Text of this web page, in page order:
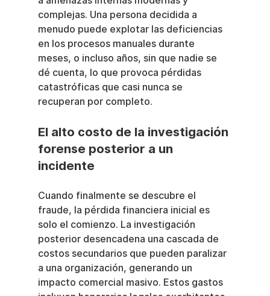
complejas. Una persona decidida a
menudo puede explotar las deficiencias
en los procesos manuales durante
meses, o incluso años, sin que nadie se
dé cuenta, lo que provoca pérdidas
catastróficas que casi nunca se
recuperan por completo.
El alto costo de la investigación
forense posterior a un
incidente
Cuando finalmente se descubre el
fraude, la pérdida financiera inicial es
solo el comienzo. La investigación
posterior desencadena una cascada de
costos secundarios que pueden paralizar
a una organización, generando un
impacto comercial masivo. Estos gastos